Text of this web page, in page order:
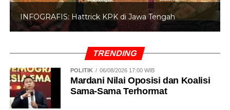
INFOGRAFIS: Hattrick KPK di Jawa Tengah
TRENDING
POLITIK 06/08/2026 17:00 WIB
Mardani Nilai Oposisi dan Koalisi
Sama-Sama Terhormat